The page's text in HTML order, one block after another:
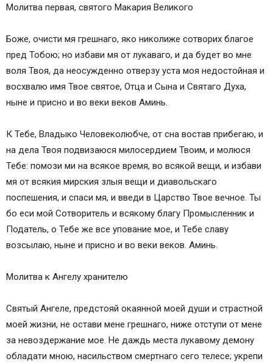
Молитва первая, святого Макария Великого
Боже, очисти мя грешнаго, яко николиже сотворих благое
пред Тобою; но избави мя от лукаваго, и да будет во мне
воля Твоя, да неосужденно отверзу уста моя недостойная и
восхвалю имя Твое святое, Отца и Сына и Святаго Духа,
ныне и присно и во веки веков Аминь.
К Тебе, Владыко Человеколюбче, от сна востав прибегаю, и
на дела Твоя подвизаюся милосердием Твоим, и молюся
Тебе: помози ми на всякое время, во всякой вещи, и избави
мя от всякия мирския злыя вещи и диавольскаго
поспешения, и спаси мя, и введи в Царство Твое вечное. Ты
бо еси мой Сотворитель и всякому благу Промысленник и
Податель, о Тебе же все упование мое, и Тебе славу
возсылаю, ныне и присно и во веки веков. Аминь.
Молитва к Ангелу хранителю
Святый Ангеле, предстояй окаянной моей души и страстной
моей жизни, не остави мене грешнаго, ниже отступи от мене
за невоздержание мое. Не даждь места лукавому демону
обладати мною, насильством смертнаго сего телесе; укрепи